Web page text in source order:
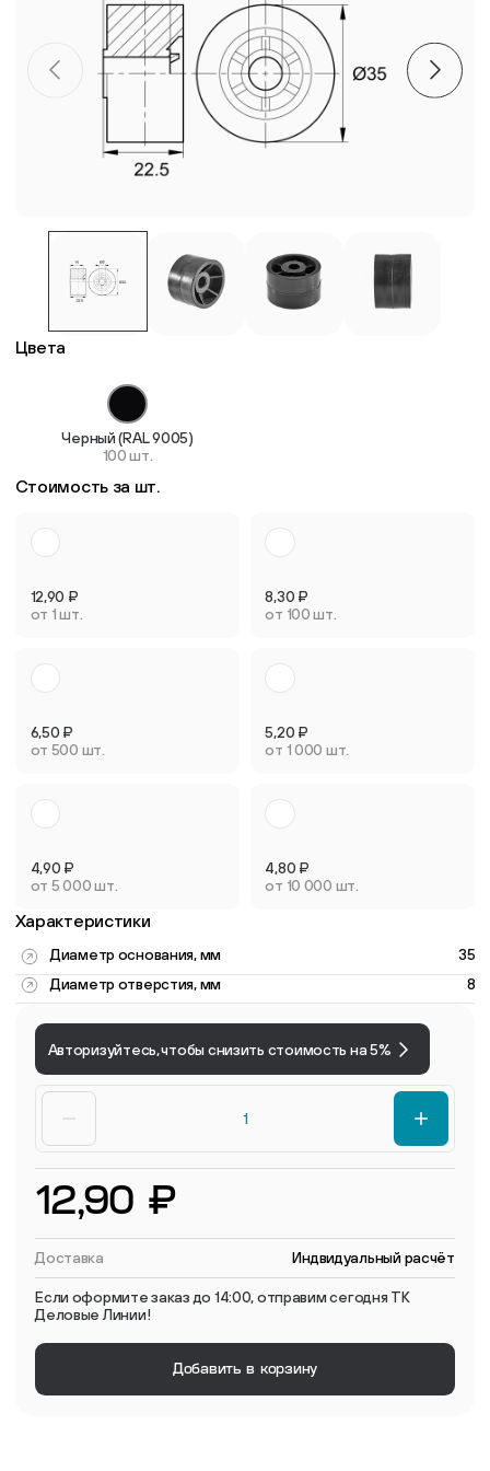
Цвета
Черный (RAL 9005)
100 шт.
Стоимость за шт.
12,90 ₽
от 1 шт.
8,30 ₽
от 100 шт.
6,50 ₽
от 500 шт.
5,20 ₽
от 1 000 шт.
4,90 ₽
от 5 000 шт.
4,80 ₽
от 10 000 шт.
Характеристики
Диаметр основания, мм
35
Диаметр отверстия, мм
8
Авторизуйтесь, чтобы снизить стоимость на 5%
12,90 ₽
Доставка Индвидуальный расчёт
Если оформите заказ до 14:00, отправим сегодня ТК
Деловые Линии!
Добавить в корзину
Пластиковые столешницы для школьных парт
Комплектующие для мебели
Система выравнивания плитки
Дюбель